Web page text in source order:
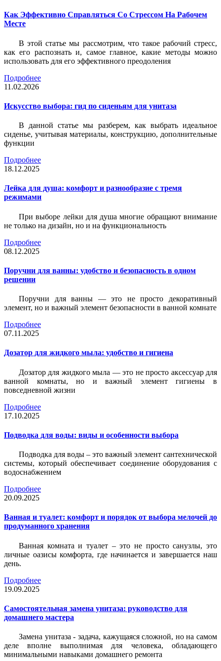
Как Эффективно Справляться Со Стрессом На Рабочем
Месте
В этой статье мы рассмотрим, что такое рабочий стресс,
как его распознать и, самое главное, какие методы можно
использовать для его эффективного преодоления
Подробнее
11.02.2026
Искусство выбора: гид по сиденьям для унитаза
В данной статье мы разберем, как выбрать идеальное
сиденье, учитывая материалы, конструкцию, дополнительные
функции
Подробнее
18.12.2025
Лейка для душа: комфорт и разнообразие с тремя
режимами
При выборе лейки для душа многие обращают внимание
не только на дизайн, но и на функциональность
Подробнее
08.12.2025
Поручни для ванны: удобство и безопасность в одном
решении
Поручни для ванны — это не просто декоративный
элемент, но и важный элемент безопасности в ванной комнате
Подробнее
07.11.2025
Дозатор для жидкого мыла: удобство и гигиена
Дозатор для жидкого мыла — это не просто аксессуар для
ванной комнаты, но и важный элемент гигиены в
повседневной жизни
Подробнее
17.10.2025
Подводка для воды: виды и особенности выбора
Подводка для воды – это важный элемент сантехнической
системы, который обеспечивает соединение оборудования с
водоснабжением
Подробнее
20.09.2025
Ванная и туалет: комфорт и порядок от выбора мелочей до
продуманного хранения
Ванная комната и туалет – это не просто санузлы, это
личные оазисы комфорта, где начинается и завершается наш
день.
Подробнее
19.09.2025
Самостоятельная замена унитаза: руководство для
домашнего мастера
Замена унитаза - задача, кажущаяся сложной, но на самом
деле вполне выполнимая для человека, обладающего
минимальными навыками домашнего ремонта